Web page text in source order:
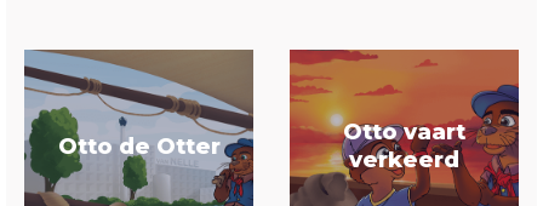
Otto de Otter
Otto vaart
verkeerd